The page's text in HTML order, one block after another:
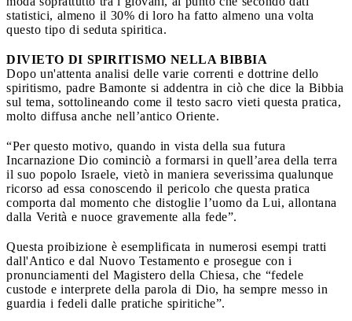
statistici, almeno il 30% di loro ha fatto almeno una volta
questo tipo di seduta spiritica.
DIVIETO DI SPIRITISMO NELLA BIBBIA
Dopo un'attenta analisi delle varie correnti e dottrine dello
spiritismo, padre Bamonte si addentra in ciò che dice la Bibbia
sul tema, sottolineando come il testo sacro vieti questa pratica,
molto diffusa anche nell’antico Oriente.
“Per questo motivo, quando in vista della sua futura
Incarnazione Dio cominciò a formarsi in quell’area della terra
il suo popolo Israele, vietò in maniera severissima qualunque
ricorso ad essa conoscendo il pericolo che questa pratica
comporta dal momento che distoglie l’uomo da Lui, allontana
dalla Verità e nuoce gravemente alla fede”.
Questa proibizione è esemplificata in numerosi esempi tratti
dall'Antico e dal Nuovo Testamento e prosegue con i
pronunciamenti del Magistero della Chiesa, che “fedele
custode e interprete della parola di Dio, ha sempre messo in
guardia i fedeli dalle pratiche spiritiche”.